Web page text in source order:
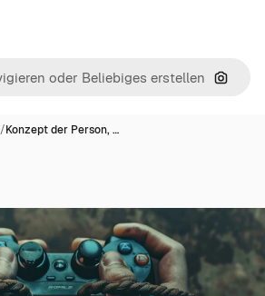
Nach
/Konzept der Person, …